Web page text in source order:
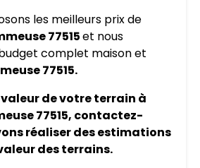
les meilleurs prix de
77515et nous
complet maison et
77515.
de votre terrain à
77515, contactez-
réaliser des estimations
des terrains.